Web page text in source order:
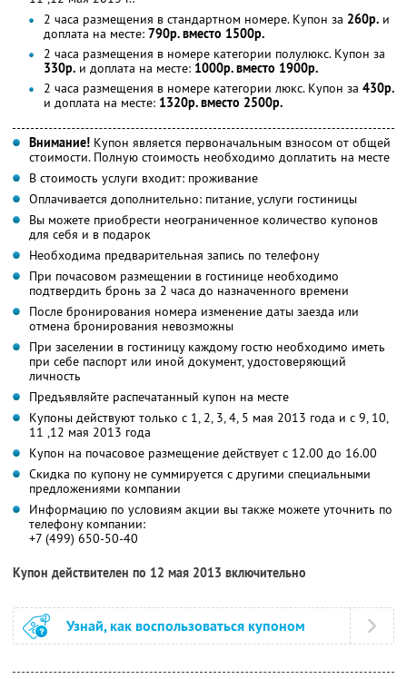
2 часа размещения в стандартном номере. Купон за 260р. и
доплата на месте: 790р. вместо 1500р.
2 часа размещения в номере категории полулюкс. Купон за
330р. и доплата на месте: 1000р. вместо 1900р.
2 часа размещения в номере категории люкс. Купон за 430р.
и доплата на месте: 1320р. вместо 2500р.
Внимание! Купон является первоначальным взносом от общей
стоимости. Полную стоимость необходимо доплатить на месте
В стоимость услуги входит: проживание
Оплачивается дополнительно: питание, услуги гостиницы
Вы можете приобрести неограниченное количество купонов
для себя и в подарок
Необходима предварительная запись по телефону
При почасовом размещении в гостинице необходимо
подтвердить бронь за 2 часа до назначенного времени
После бронирования номера изменение даты заезда или
отмена бронирования невозможны
При заселении в гостиницу каждому гостю необходимо иметь
при себе паспорт или иной документ, удостоверяющий
личность
Предъявляйте распечатанный купон на месте
Купоны действуют только с 1, 2, 3, 4, 5 мая 2013 года и с 9, 10,
11 ,12 мая 2013 года
Купон на почасовое размещение действует с 12.00 до 16.00
Скидка по купону не суммируется с другими специальными
предложениями компании
Информацию по условиям акции вы также можете уточнить по
телефону компании:
+7 (499) 650-50-40
Купон действителен по 12 мая 2013 включительно
Узнай, как воспользоваться купоном